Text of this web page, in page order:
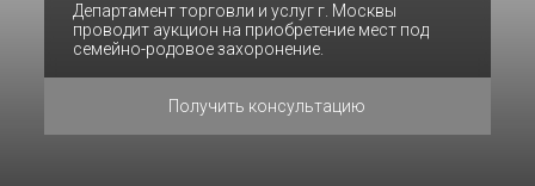
Департамент торговли и услуг г. Москвы
проводит аукцион на приобретение мест под
семейно-родовое захоронение.
Получить консультацию